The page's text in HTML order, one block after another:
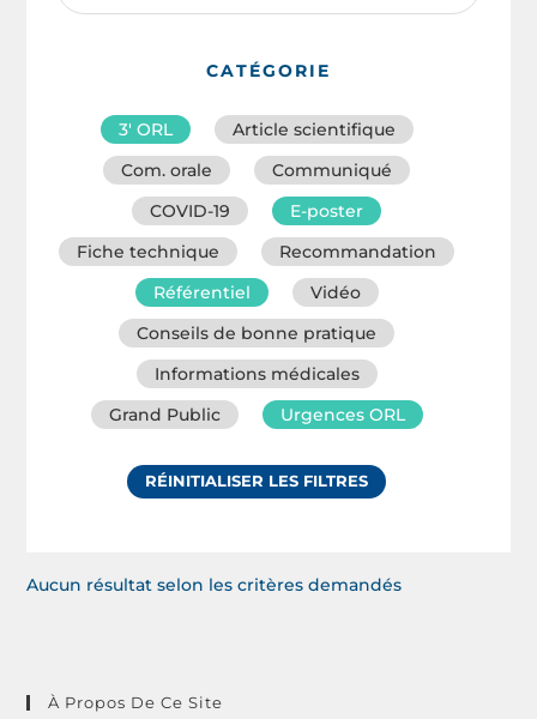
CATÉGORIE
3′ ORL
Article scientifique
Com. orale
Communiqué
COVID-19
E-poster
Fiche technique
Recommandation
Référentiel
Vidéo
Conseils de bonne pratique
Informations médicales
Grand Public
Urgences ORL
RÉINITIALISER LES FILTRES
Aucun résultat selon les critères demandés
À Propos De Ce Site